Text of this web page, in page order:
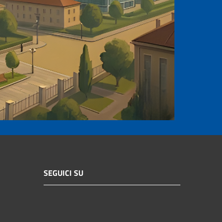
SEGUICI SU